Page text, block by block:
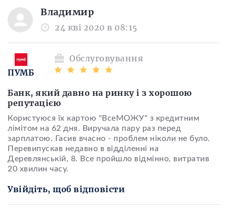
Владимир
24 кві 2020 в 08:15
Обслуговування
ПУМБ
Банк, який давно на ринку і з хорошою
репутацією
Користуюся їх картою "ВсеМОЖУ" з кредитним
лімітом на 62 дня. Виручала пару раз перед
зарплатою. Гасив вчасно - проблем ніколи не було.
Перевипускав недавно в відділенні на
Деревлянській, 8. Все пройшло відмінно, витратив
20 хвилин часу.
Увійдіть, щоб відповісти